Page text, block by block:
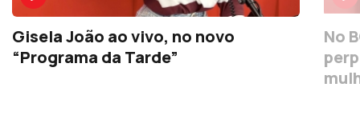
Gisela João ao vivo, no novo
“Programa da Tarde”
No